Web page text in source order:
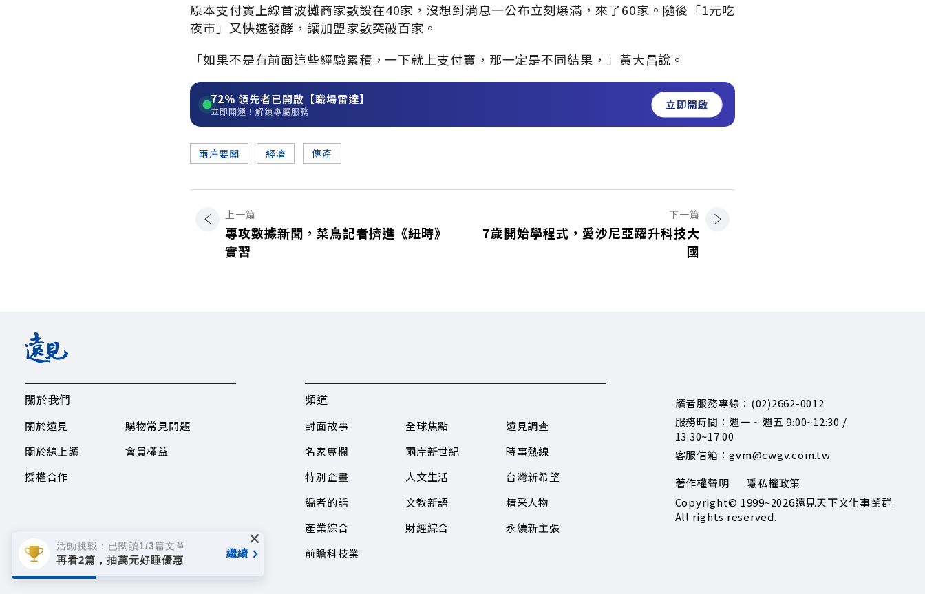
原本支付寶上線首波攤商家數設在40家，沒想到消息一公布立刻爆滿，來了60家。隨後「1元吃
夜市」又快速發酵，讓加盟家數突破百家。
「如果不是有前面這些經驗累積，一下就上支付寶，那一定是不同結果，」黃大昌說。
72% 領先者已開啟【職場雷達】
立即開通！解鎖專屬服務 立即開啟
兩岸要聞 經濟 傳產
上一篇
專攻數據新聞，菜鳥記者擠進《紐時》
實習
下一篇
7歲開始學程式，愛沙尼亞躍升科技大
國
關於我們
關於遠見
關於線上讀
授權合作
購物常見問題
會員權益
頻道
封面故事
名家專欄
特別企畫
編者的話
產業綜合
前瞻科技業
全球焦點
兩岸新世紀
人文生活
文教新語
財經綜合
遠見調查
時事熱線
台灣新希望
精采人物
永續新主張
讀者服務專線：(02)2662-0012
服務時間：週一 ~ 週五 9:00~12:30 /
13:30~17:00
客服信箱：gvm@cwgv.com.tw
著作權聲明
隱私權政策
Copyright© 1999~2026遠見天下文化事業群.
All rights reserved.
活動挑戰：已閱讀1/3篇文章
再看2篇，抽萬元好睡優惠
繼續
×